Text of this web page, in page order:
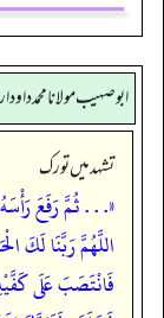
ابوصهيب مولانا محمد
تشہد میں تورک
«. . . ثُمَّ رَفَعَ
اللَّهُمَّ رَبَّنَا لَكَ
فَانْتَصَبَ عَلَى